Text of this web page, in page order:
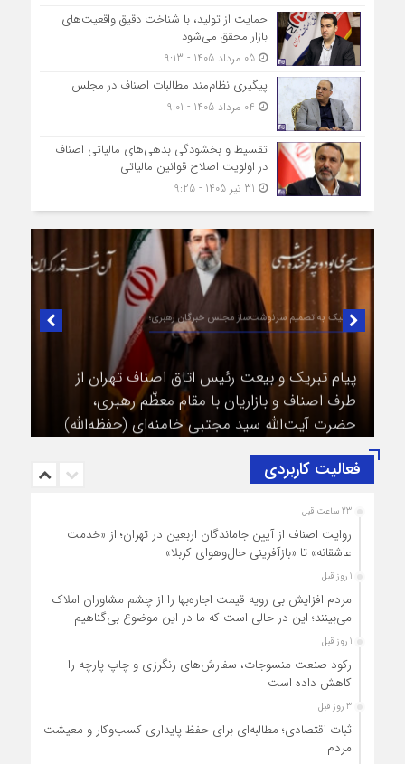
حمایت از تولید، با شناخت دقیق واقعیت‌های
بازار محقق می‌شود
05 مرداد 1405 - 9:13
پیگیری نظام‌مند مطالبات اصناف در مجلس
تقسیط و بخشودگی بدهی‌های مالیاتی اصناف
در اولویت اصلاح قوانین مالیاتی
در لبیک به تصمیم سرنوشت‌ساز مجلس خبرگان رهبری؛
پیام تبریک و بیعت رئیس اتاق اصناف تهران از
طرف اصناف و بازاریان با مقام معظّم رهبری،
حضرت آیت‌الله سید مجتبی خامنه‌ای (حفظه‌الله)
فعالیت کاربردی
23 ساعت قبل
روایت اصناف از آیین جاماندگان اربعین در تهران؛ از «خدمت
عاشقانه» تا «بازآفرینی حال‌وهوای کربلا»
1 روز قبل
مردم افزایش بی رویه قیمت اجاره‌بها را از چشم مشاوران املاک
می‌بینند؛ این در حالی است که ما در این موضوع بی‌گناهیم
1 روز قبل
رکود صنعت منسوجات، سفارش‌های رنگرزی و چاپ پارچه را
کاهش داده است
3 روز قبل
ثبات اقتصادی؛ مطالبه‌ای برای حفظ پایداری کسب‌وکار و معیشت
مردم